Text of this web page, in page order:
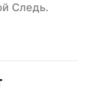
Следь.